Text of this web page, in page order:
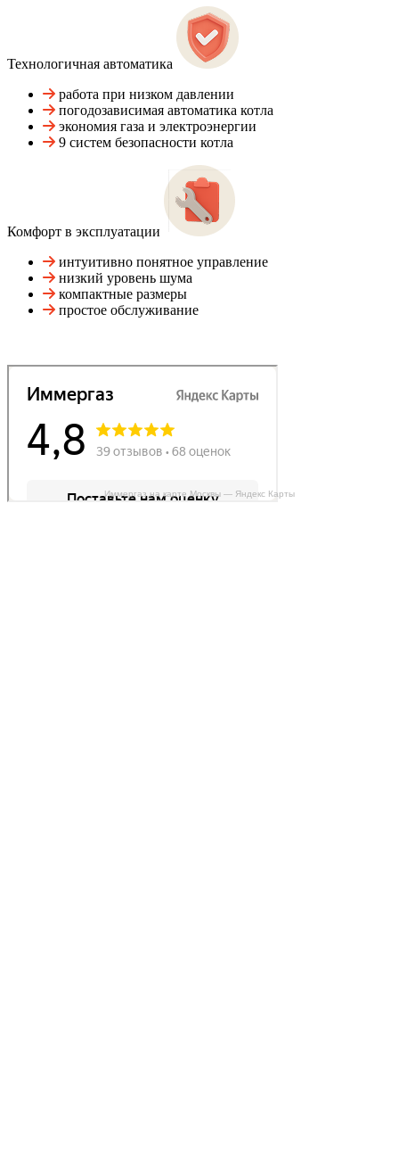
Технологичная автоматика
работа при низком давлении
погодозависимая автоматика котла
экономия газа и электроэнергии
9 систем безопасности котла
Комфорт в эксплуатации
интуитивно понятное управление
низкий уровень шума
компактные размеры
простое обслуживание
Иммергаз на карте Москвы — Яндекс Карты